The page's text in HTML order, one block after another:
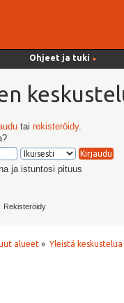
Ohjeet ja tuki ►
tairekisteröidy.
ja istuntosi pituus
Rekisteröidy
alueet» Yleistä keskustelua